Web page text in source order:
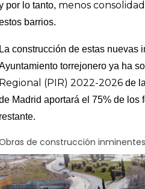
por lo tanto, menos
barrios.
La construcción de estas
torrejonero ya ha
Regional (PIR) 2022-2026 de
Madrid aportará el 75% de los
restante.
de construcción inminentes